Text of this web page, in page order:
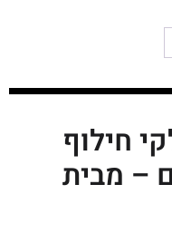
חילוף
– מבית